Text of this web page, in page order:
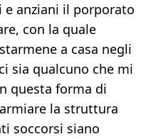
e anziani il porporato
con la quale
a casa negli
sia qualcuno che mi
questa forma di
la struttura
soccorsi siano